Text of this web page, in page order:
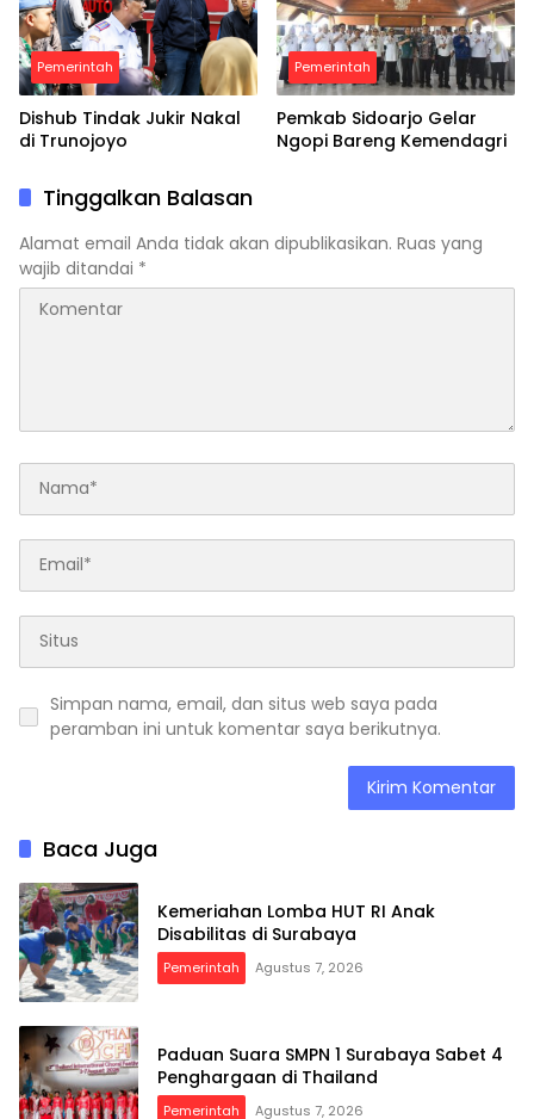
Pemerintah
Dishub Tindak Jukir Nakal
di Trunojoyo
Pemerintah
Pemkab Sidoarjo Gelar
Ngopi Bareng Kemendagri
Tinggalkan Balasan
Alamat email Anda tidak akan dipublikasikan. Ruas yang
wajib ditandai *
Simpan nama, email, dan situs web saya pada
peramban ini untuk komentar saya berikutnya.
Baca Juga
Kemeriahan Lomba HUT RI Anak
Disabilitas di Surabaya
Pemerintah Agustus 7, 2026
Paduan Suara SMPN 1 Surabaya Sabet 4
Penghargaan di Thailand
Pemerintah Agustus 7, 2026